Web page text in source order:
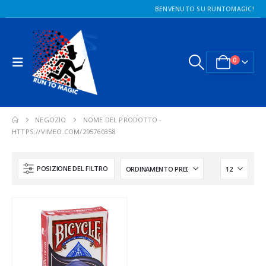
BENVENUTO SU RUNTOMAGIC!
0
NEGOZIO
NOME DEL PRODOTTO -
HTTPS://VIMEO.COM/295760358
POSIZIONE DEL FILTRO